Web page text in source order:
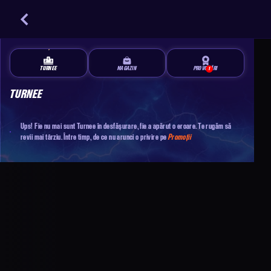
TURNEE MAGAZIN 1
PROVOCĂRI
TURNEE
Ups! Fie nu mai sunt Turnee în desfășurare, fie a apărut o eroare. Te rugăm să
revii mai târziu. Între timp, de ce nu arunci o privire pePromoții